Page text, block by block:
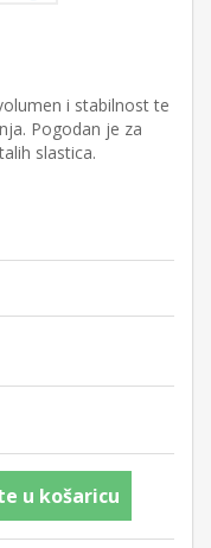
i stabilnost te
Pogodan je za
slastica.
u košaricu